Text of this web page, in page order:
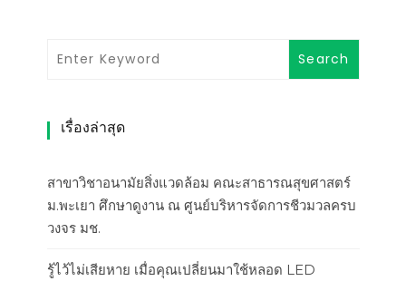
เรื่องล่าสุด
สาขาวิชาอนามัยสิ่งแวดล้อม คณะสาธารณสุขศาสตร์
ม.พะเยา ศึกษาดูงาน ณ ศูนย์บริหารจัดการชีวมวลครบ
วงจร มช.
รู้ไว้ไม่เสียหาย เมื่อคุณเปลี่ยนมาใช้หลอด LED